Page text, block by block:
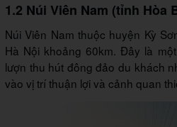
1.2 Núi Viên Nam (tỉnh Hòa
Núi Viên Nam thuộc huyện Kỳ
Hà Nội khoảng 60km. Đây là
lượn thu hút đông đảo du khách
vào vị trí thuận lợi và cảnh quan